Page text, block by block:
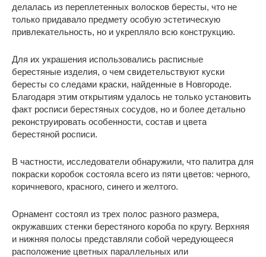
делалась из переплетенных волосков бересты, что не
только придавало предмету особую эстетическую
привлекательность, но и укрепляло всю конструкцию.
Для их украшения использовались расписные
берестяные изделия, о чем свидетельствуют куски
бересты со следами краски, найденные в Новгороде.
Благодаря этим открытиям удалось не только установить
факт росписи берестяных сосудов, но и более детально
реконструировать особенности, состав и цвета
берестяной росписи.
В частности, исследователи обнаружили, что палитра для
покраски коробок состояла всего из пяти цветов: черного,
коричневого, красного, синего и желтого.
Орнамент состоял из трех полос разного размера,
окружавших стенки берестяного короба по кругу. Верхняя
и нижняя полосы представляли собой чередующееся
расположение цветных параллельных или